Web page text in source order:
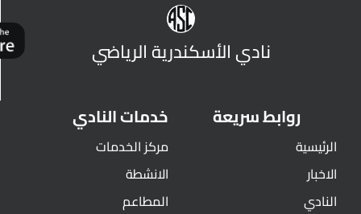
نادي الأسكندرية الرياضي
روابط سريعة
الرئيسية
الاخبار
النادي
خدمات النادي
مركز الخدمات
الانشطة
المطاعم